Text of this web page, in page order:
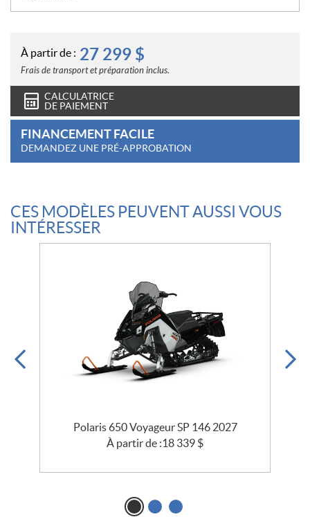
n
s
À partir de : 27 299 $
Frais de transport et préparation inclus.
CALCULATRICE
DE PAIEMENT
FINANCEMENT FACILE
DEMANDEZ UNE PRÉ-APPROBATION
CES MODÈLES PEUVENT AUSSI VOUS
INTÉRESSER
Polaris 650 Voyageur SP 146 2027
À partir de :18 339 $